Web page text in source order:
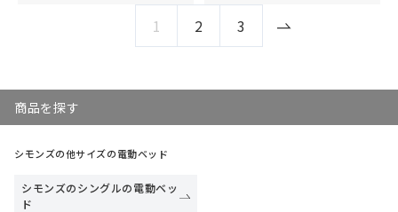
1 2 3
商品を探す
シモンズの他サイズの電動ベッド
シモンズのシングルの電動ベッ
ド